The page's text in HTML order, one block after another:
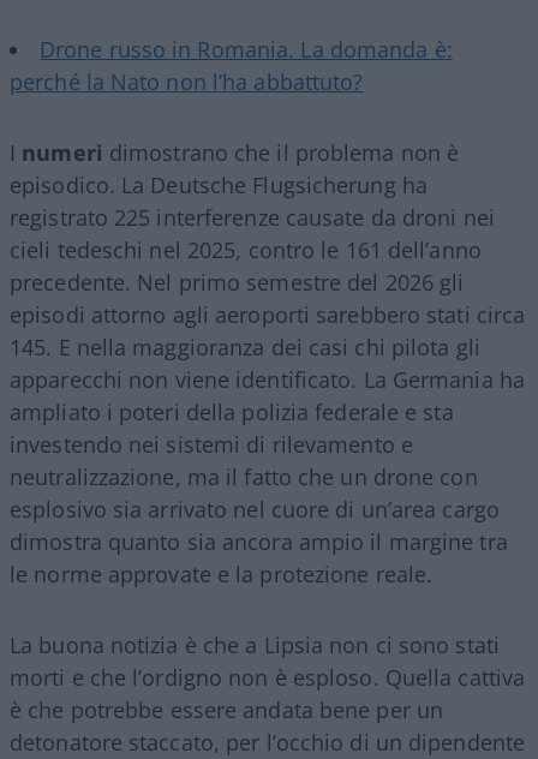
Drone russo in Romania. La domanda è:
perché la Nato non l’ha abbattuto?
I numeri dimostrano che il problema non è
episodico. La Deutsche Flugsicherung ha
registrato 225 interferenze causate da droni nei
cieli tedeschi nel 2025, contro le 161 dell’anno
precedente. Nel primo semestre del 2026 gli
episodi attorno agli aeroporti sarebbero stati circa
145. E nella maggioranza dei casi chi pilota gli
apparecchi non viene identificato. La Germania ha
ampliato i poteri della polizia federale e sta
investendo nei sistemi di rilevamento e
neutralizzazione, ma il fatto che un drone con
esplosivo sia arrivato nel cuore di un’area cargo
dimostra quanto sia ancora ampio il margine tra
le norme approvate e la protezione reale.
La buona notizia è che a Lipsia non ci sono stati
morti e che l’ordigno non è esploso. Quella cattiva
è che potrebbe essere andata bene per un
detonatore staccato, per l’occhio di un dipendente